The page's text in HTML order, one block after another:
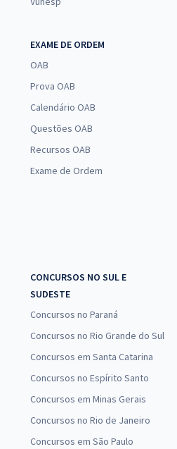
EXAME DE ORDEM
OAB
Prova OAB
Calendário OAB
Questões OAB
Recursos OAB
Exame de Ordem
CONCURSOS NO SUL E
SUDESTE
Concursos no Paraná
Concursos no Rio Grande do Sul
Concursos em Santa Catarina
Concursos no Espírito Santo
Concursos em Minas Gerais
Concursos no Rio de Janeiro
Concursos em São Paulo